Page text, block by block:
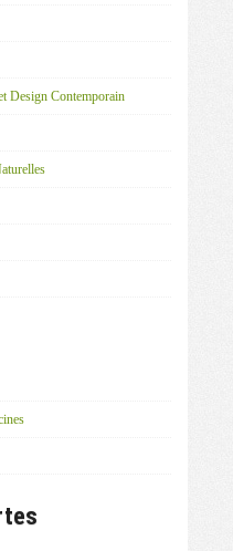
Design Contemporain